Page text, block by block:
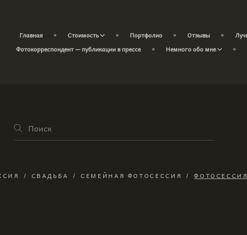
Главная Стоимость Портфолио Отзывы
Фотокорреспондент — публикации в прессе
Немного обо мне
СВАДЬБА СЕМЕЙНАЯ ФОТОСЕССИЯ